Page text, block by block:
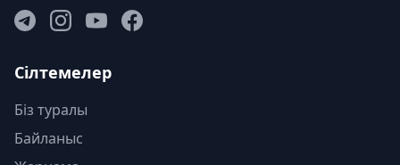
Сілтемелер
Біз туралы
Байланыс